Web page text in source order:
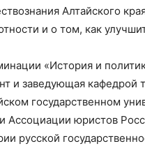
Алтайского
и о том, как
«История и
и заведующая кафедрой
государственном
Ассоциации юристов
русской